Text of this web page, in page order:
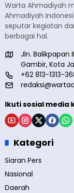
Warta Ahmadiyah
Ahmadiyah
seputar kegiatan
berbagai hal.
Jln. Balikpapan
Gambir, Kota
+62 813-1313-
Ikuti sosial media
Kategori
Siaran Pers
Nasional
Daerah